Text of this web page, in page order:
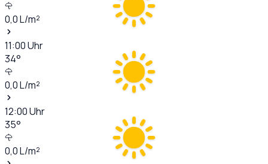
0,0L/m²
11:00Uhr
34°
0,0L/m²
12:00Uhr
35°
0,0L/m²